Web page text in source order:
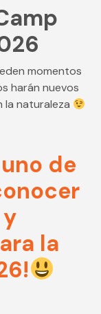
1416
momentos
harán nuevos
naturaleza
de
la